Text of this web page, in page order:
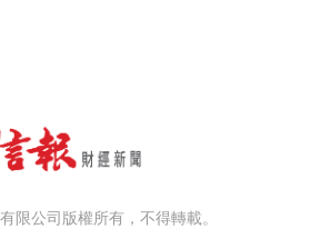
限公司版權所有，不得轉載。